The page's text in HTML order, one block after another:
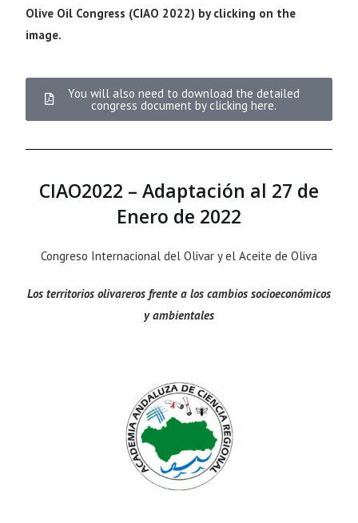
Olive Oil Congress (CIAO 2022) by clicking on the
image.
You will also need to download the detailed
congress document by clicking here.
CIAO2022 – Adaptación al 27 de
Enero de 2022
Congreso Internacional del Olivar y el Aceite de Oliva
Los territorios olivareros frente a los cambios socioeconómicos
y ambientales